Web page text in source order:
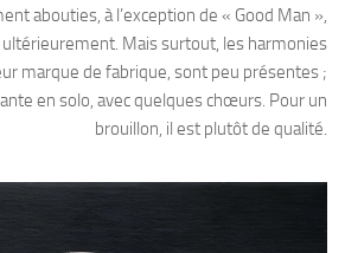
abouties, à l’exception de « Good Man »,
ultérieurement. Mais surtout, les harmonies
marque de fabrique, sont peu présentes ;
en solo, avec quelques chœurs. Pour un
brouillon, il est plutôt de qualité.